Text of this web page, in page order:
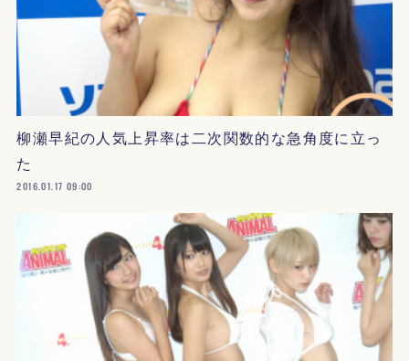
柳瀬早紀の人気上昇率は二次関数的な急角度に立っ
た
2016.01.17 09:00